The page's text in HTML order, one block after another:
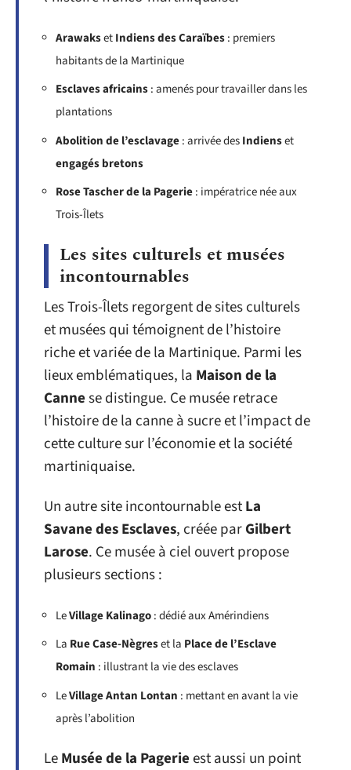
ArawaksetIndiens des Caraïbes: premiers
habitants de la Martinique
Esclaves africains: amenés pour travailler dans les
plantations
Abolition de l’esclavage: arrivée desIndienset
engagés bretons
Rose Tascher de la Pagerie: impératrice née aux
Trois-Îlets
Les sites culturels et musées
incontournables
Les Trois-Îlets regorgent de sites culturels
et musées qui témoignent de l’histoire
riche et variée de la Martinique. Parmi les
lieux emblématiques, la Maison de la
Cannese distingue. Ce musée retrace
l’histoire de la canne à sucre et l’impact de
cette culture sur l’économie et la société
martiniquaise.
Un autre site incontournable estLa
Savane des Esclaves, créée parGilbert
Larose. Ce musée à ciel ouvert propose
plusieurs sections :
LeVillage Kalinago: dédié aux Amérindiens
La Rue Case-Nègreset la Place de l’Esclave
Romain : illustrant la vie des esclaves
LeVillage Antan Lontan : mettant en avant la vie
après l’abolition
LeMusée de la Pagerieest aussi un point